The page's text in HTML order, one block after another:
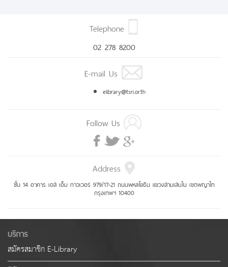
Telephone
02 278 8200
E-mail Us
elibrary@tsri.or.th
Follow Us
Address
ชั้น 14 อาคาร เอส เอ็ม ทาวเวอร์ 979/17-21 ถนนพหลโยธิน แขวงสามเสนใน เขตพญาไท
กรุงเทพฯ 10400
บริการ
สมัครสมาชิก E-Library